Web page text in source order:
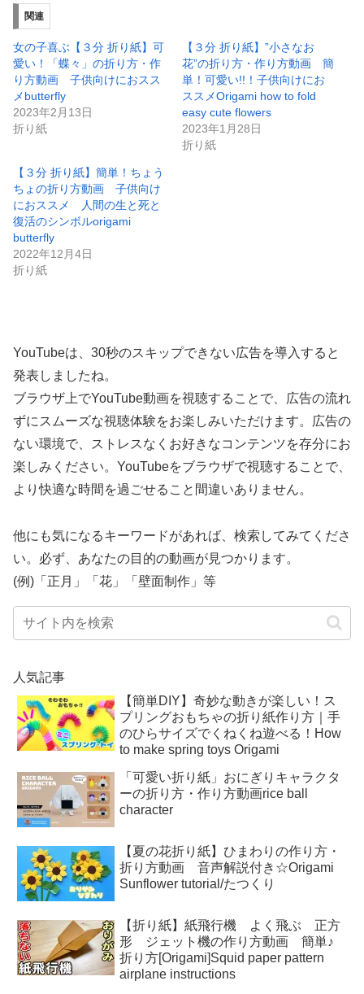
関連
女の子喜ぶ【３分 折り紙】可
愛い！「蝶々」の折り方・作
り方動画 子供向けにおスス
メbutterfly
2023年2月13日
折り紙
【３分 折り紙】”小さなお
花”の折り方・作り方動画 簡
単！可愛い!!！子供向けにお
ススメOrigami how to fold
easy cute flowers
2023年1月28日
折り紙
【３分 折り紙】簡単！ちょう
ちょの折り方動画 子供向け
におススメ 人間の生と死と
復活のシンボルorigami
butterfly
2022年12月4日
折り紙
YouTubeは、30秒のスキップできない広告を導入すると
発表しましたね。
ブラウザ上でYouTube動画を視聴することで、広告の流れ
ずにスムーズな視聴体験をお楽しみいただけます。広告の
ない環境で、ストレスなくお好きなコンテンツを存分にお
楽しみください。YouTubeをブラウザで視聴することで、
より快適な時間を過ごせること間違いありません。
他にも気になるキーワードがあれば、検索してみてくださ
い。必ず、あなたの目的の動画が見つかります。
(例)「正月」「花」「壁面制作」等
人気記事
【簡単DIY】奇妙な動きが楽しい！ス
プリングおもちゃの折り紙作り方｜手
のひらサイズでくねくね遊べる！How
to make spring toys Origami
「可愛い折り紙」おにぎりキャラクタ
ーの折り方・作り方動画rice ball
character
【夏の花折り紙】ひまわりの作り方・
折り方動画 音声解説付き☆Origami
Sunflower tutorial/たつくり
【折り紙】紙飛行機 よく飛ぶ 正方
形 ジェット機の作り方動画 簡単♪
折り方[Origami]Squid paper pattern
airplane instructions